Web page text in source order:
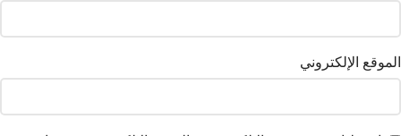
الموقع الإلكتروني